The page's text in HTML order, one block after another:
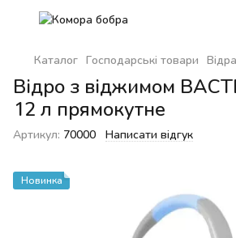
Каталог Господарські товари Відра
Відро з віджимом
12 л прямокутне
Артикул: 70000 Написати відгук
Новинка